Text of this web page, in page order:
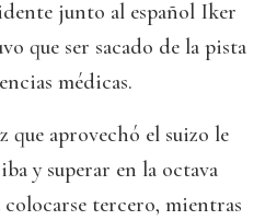
junto al español Iker
que ser sacado de la pista
médicas.
que aprovechó el suizo le
y superar en la octava
tercero, mientras